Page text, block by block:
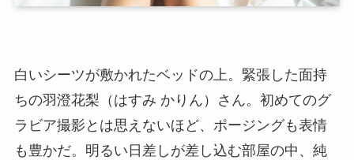
白いシーツが敷かれたベッドの上。緊張した面持
ちの羽澄花梨（はすみ かりん）さん。初めてのグ
ラビア撮影とは思えないほど、ポージングも表情
も豊かだ。明るい日差しが差し込む部屋の中、純